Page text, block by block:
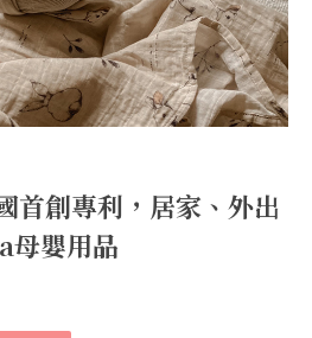
首創專利，居家、外出
母嬰用品